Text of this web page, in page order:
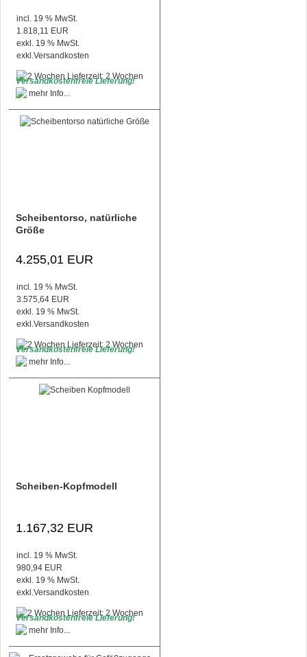
incl. 19 % MwSt.
1.818,11 EUR
exkl. 19 % MwSt.
exkl.Versandkosten
Lieferzeit: 2 Wochen
Versandkostenfreie Lieferung!
Scheibentorso, natürliche
Größe
4.255,01 EUR
incl. 19 % MwSt.
3.575,64 EUR
exkl. 19 % MwSt.
exkl.Versandkosten
Lieferzeit: 2 Wochen
Versandkostenfreie Lieferung!
Scheiben-Kopfmodell
1.167,32 EUR
incl. 19 % MwSt.
980,94 EUR
exkl. 19 % MwSt.
exkl.Versandkosten
Lieferzeit: 2 Wochen
Versandkostenfreie Lieferung!